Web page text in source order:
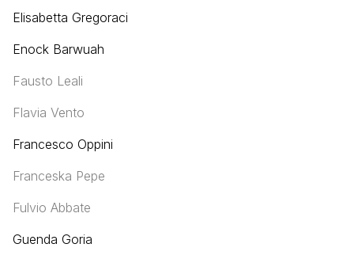
Elisabetta Gregoraci
Enock Barwuah
Fausto Leali
Flavia Vento
Francesco Oppini
Franceska Pepe
Fulvio Abbate
Guenda Goria